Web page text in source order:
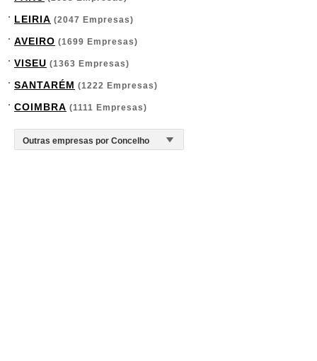
LEIRIA (2047 Empresas)
AVEIRO (1699 Empresas)
VISEU (1363 Empresas)
SANTARÉM (1222 Empresas)
COIMBRA (1111 Empresas)